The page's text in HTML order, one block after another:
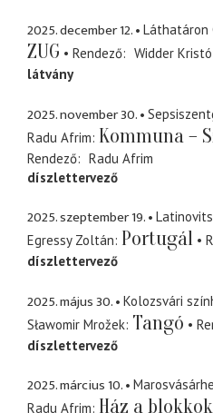
2025. december 12. Láthatáron
ZUG Rendező
Widder
látvány
2025. november 30.
Radu Afrim Kommuna –
Rendező
Radu Afrim
díszlettervező
2025. szeptember 19.
Egressy Zoltán Portugál
díszlettervező
2025. május 30.
Kolozsvári
Sławomir Mrožek Tangó
díszlettervező
2025. március 10.
Radu Afrim Ház a